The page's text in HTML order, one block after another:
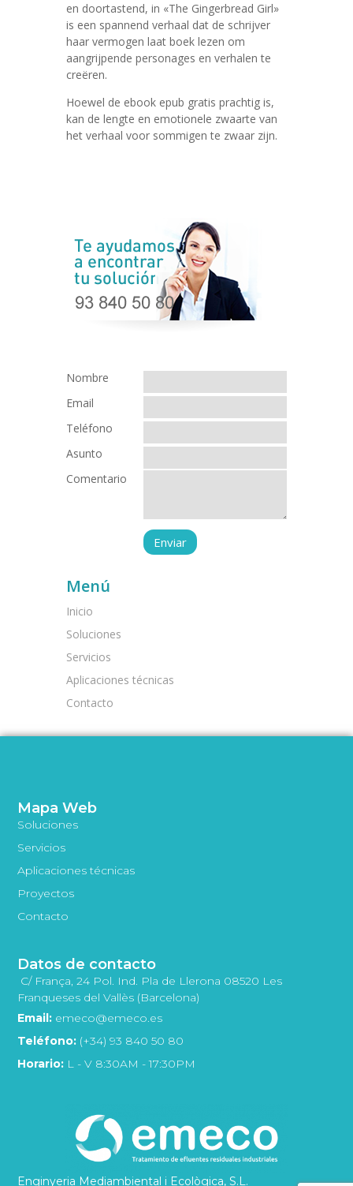
en doortastend, in «The Gingerbread Girl»
is een spannend verhaal dat de schrijver
haar vermogen laat boek lezen om
aangrijpende personages en verhalen te
creëren.
Hoewel de ebook epub gratis prachtig is,
kan de lengte en emotionele zwaarte van
het verhaal voor sommigen te zwaar zijn.
Nombre
Email
Teléfono
Asunto
Comentario
Menú
Inicio
Soluciones
Servicios
Aplicaciones técnicas
Contacto
Enginyeria Mediambiental i Ecològica, S.L.
Mapa Web
Soluciones
Servicios
Aplicaciones técnicas
Proyectos
Contacto
Datos de contacto
C/ França, 24 Pol. Ind. Pla de Llerona 08520 Les
Franqueses del Vallès (Barcelona)
Email: emeco@emeco.es
Teléfono: (+34) 93 840 50 80
Horario: L - V 8:30AM - 17:30PM